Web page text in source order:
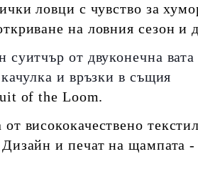
ловци с чувство за
на ловния сезон и
суитчър от двуконечна
и връзки в същия
of the Loom.
висококачествено
и печат на щампата